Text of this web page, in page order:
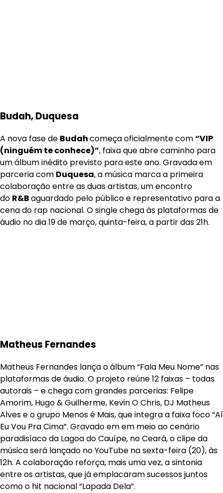
Budah, Duquesa
A nova fase de Budahcomeça oficialmente com“VIP
(ninguém te conhece)”, faixa que abre caminho para
um álbum inédito previsto para este ano. Gravada em
parceria com Duquesa, a música marca a primeira
colaboração entre as duas artistas, um encontro
do R&Baguardado pelo público e representativo para a
cena do rap nacional. O single chega às plataformas de
áudio no dia 19 de março, quinta-feira, a partir das 21h.
Matheus Fernandes
Matheus Fernandes lança o álbum “Fala Meu Nome” nas
plataformas de áudio. O projeto reúne 12 faixas – todas
autorais – e chega com grandes parcerias: Felipe
Amorim, Hugo & Guilherme, Kevin O Chris, DJ Matheus
Alves e o grupo Menos é Mais, que integra a faixa foco “Aí
Eu Vou Pra Cima”. Gravado em em meio ao cenário
paradisíaco da Lagoa do Cauípe, no Ceará, o clipe da
música será lançado no YouTube na sexta-feira (20), às
12h. A colaboração reforça, mais uma vez, a sintonia
entre os artistas, que já emplacaram sucessos juntos
como o hit nacional “Lapada Dela”.